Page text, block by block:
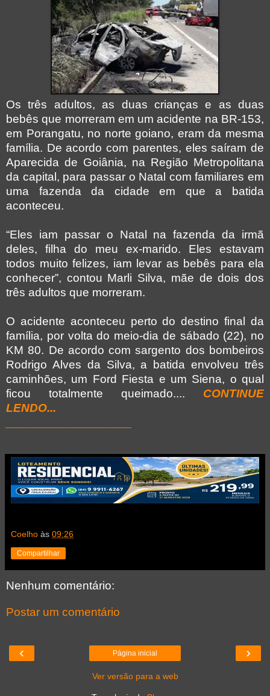
Os três adultos, as duas crianças e as duas
bebês que morreram em um acidente na BR-153,
em Porangatu, no norte goiano, eram da mesma
família. De acordo com parentes, eles saíram de
Aparecida de Goiânia, na Região Metropolitana
da capital, para passar o Natal com familiares em
uma fazenda da cidade em que a batida
aconteceu.
“Eles iam passar o Natal na fazenda da irmã
deles, filha do meu ex-marido. Eles estavam
todos muito felizes, iam levar as bebês para ela
conhecer”, contou Marli Silva, mãe de dois dos
três adultos que morreram.
O acidente aconteceu perto do destino final da
família, por volta do meio-dia de sábado (22), no
KM 80. De acordo com sargento dos bombeiros
Rodrigo Alves da Silva, a batida envolveu três
caminhões, um Ford Fiesta e um Siena, o qual
ficou totalmente queimado.... CONTINUE
LENDO...
Coelho às 09:26
Compartilhar
Nenhum comentário:
Postar um comentário
‹ ›
Página inicial
Ver versão para a web